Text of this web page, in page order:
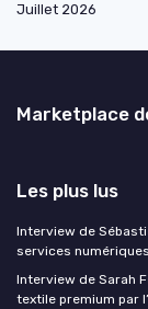
Juillet 2026
Marketplace
Les plus lus
Interview de
services
Interview de Sarah
textile premium par